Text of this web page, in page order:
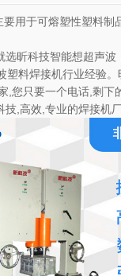
要用于可熔塑性塑料制
昕科技智能想超声波
塑料焊接机行业经验
,您只要一个电话,剩下
,高效,专业的焊接机厂